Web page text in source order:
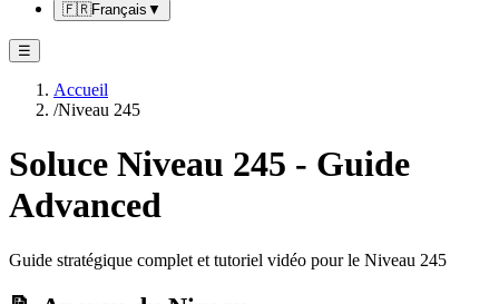
🇫🇷Français ▼
☰
Accueil
/Niveau 245
Soluce Niveau 245 - Guide
Advanced
Guide stratégique complet et tutoriel vidéo pour le Niveau 245